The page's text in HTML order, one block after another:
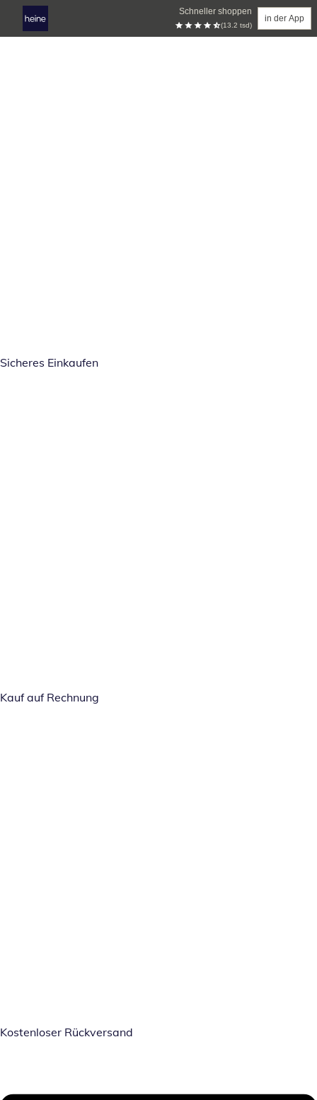
Schneller shoppen
(13.2 tsd)
in der App
Sicheres Einkaufen
Kauf auf Rechnung
Kostenloser Rückversand